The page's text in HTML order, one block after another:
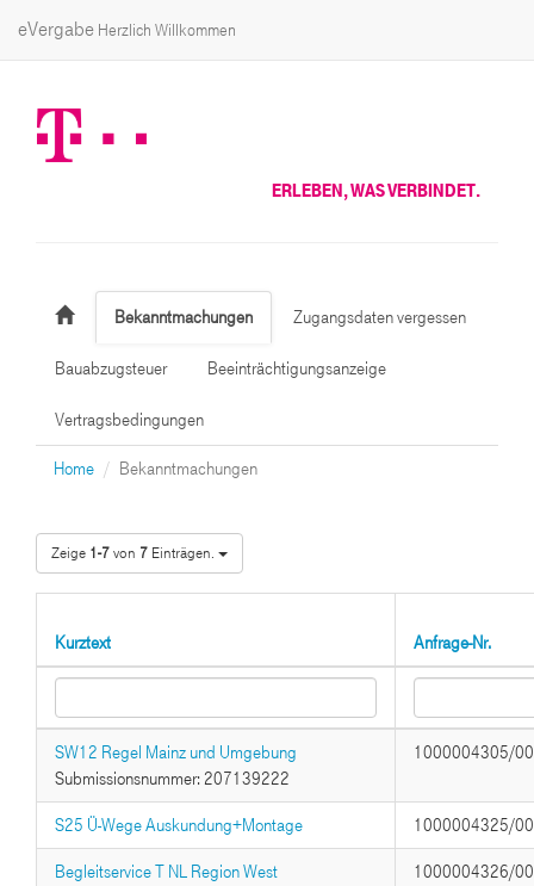
eVergabe Herzlich Willkommen
ERLEBEN, WAS VERBINDET.
Bekanntmachungen Zugangsdaten vergessen
Bauabzugsteuer Beeinträchtigungsanzeige
Vertragsbedingungen
Home Bekanntmachungen
Zeige 1-7von 7 Einträgen.
Kurztext Anfrage-Nr.
SW12 Regel Mainz und Umgebung
Submissionsnummer: 207139222
1000004305/
S25 Ü-Wege Auskundung+Montage 1000004325/
Begleitservice T NL Region West
1000004326/